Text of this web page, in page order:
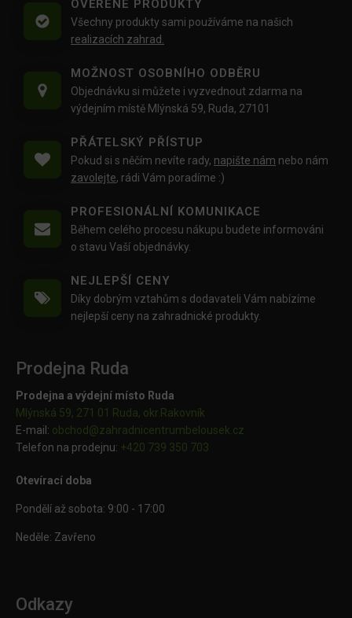
OVĚŘENÉ PRODUKTY
Všechny produkty sami používáme na našich
realizacích zahrad.
MOŽNOST OSOBNÍHO ODBĚRU
Objednávku si můžete i vyzvednout zdarma na
výdejním místě Mlýnská 59, Ruda, 27101
PŘÁTELSKÝ PŘÍSTUP
Pokud si s něčím nevíte rady, napište nám nebo nám
zavolejte, rádi Vám poradíme :)
PROFESIONÁLNÍ KOMUNIKACE
Během celého procesu nákupu budete informováni
o stavu Vaší objednávky.
NEJLEPŠÍ CENY
Díky dobrým vztahům s dodavateli Vám nabízíme
nejlepší ceny na zahradnické produkty.
Prodejna Ruda
Prodejna a výdejní místo Ruda
Mlýnská 59, 271 01 Ruda, okr.Rakovník
E-mail: obchod@zahradnicentrumbelousek.cz
Telefon na prodejnu: +420 739 350 703
Otevírací doba
Pondělí až sobota: 9:00 - 17:00
Neděle: Zavřeno
Odkazy